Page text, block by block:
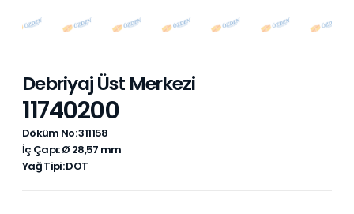
Debriyaj Üst Merkezi
11740200
Döküm No: 311158
İç Çapı: Ø 28,57 mm
Yağ Tipi: DOT